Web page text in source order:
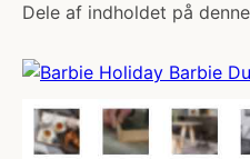
Dele af indholdet på